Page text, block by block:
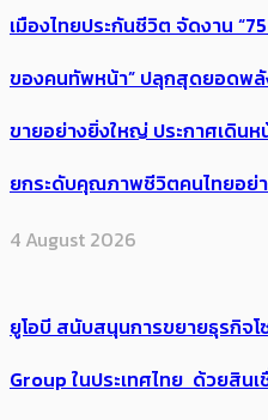
เมืองไทยประกันชีวิต จัดงาน
ของคนทัพหน้า” ปลุกสุดยอดพลั
ขายอย่างยิ่งใหญ่ ประกาศเดิน
ยกระดับคุณภาพชีวิตคนไทยอย่
4 August 2026
ยูโอบี สนับสนุนการขยายธุรกิจ
Group ในประเทศไทย ด้วยสินเ